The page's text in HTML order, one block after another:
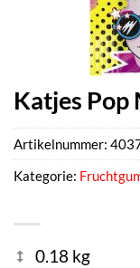
Katjes Pop
0.18 kg
Artikelnummer:
Kategorie: